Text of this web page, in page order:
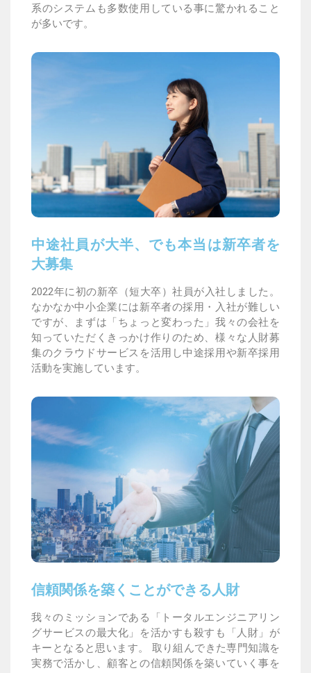
系のシステムも多数使用している事に驚かれること
が多いです。
中途社員が大半、でも本当は新卒者を
大募集
2022年に初の新卒（短大卒）社員が入社しました。
なかなか中小企業には新卒者の採用・入社が難しい
ですが、まずは「ちょっと変わった」我々の会社を
知っていただくきっかけ作りのため、様々な人財募
集のクラウドサービスを活用し中途採用や新卒採用
活動を実施しています。
信頼関係を築くことができる人財
我々のミッションである「トータルエンジニアリン
グサービスの最大化」を活かすも殺すも「人財」が
キーとなると思います。 取り組んできた専門知識を
実務で活かし、顧客との信頼関係を築いていく事を